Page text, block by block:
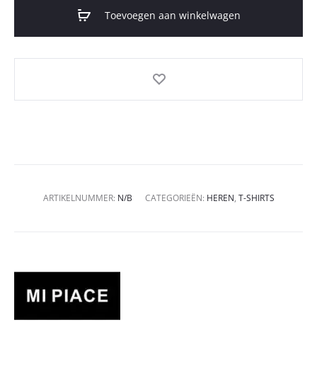
Toevoegen aan winkelwagen
ARTIKELNUMMER: N/B CATEGORIEËN: HEREN, T-SHIRTS